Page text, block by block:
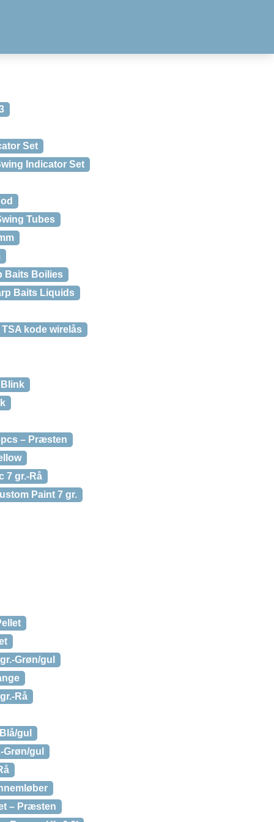
Set
Indicator Set
Tubes
Baits Boilies
Baits Liquids
TSA kode wirelås
– Præsten
7 gr.-Rå
Paint 7 gr.
Grøn/gul
Rå
gul
gul
– Præsten